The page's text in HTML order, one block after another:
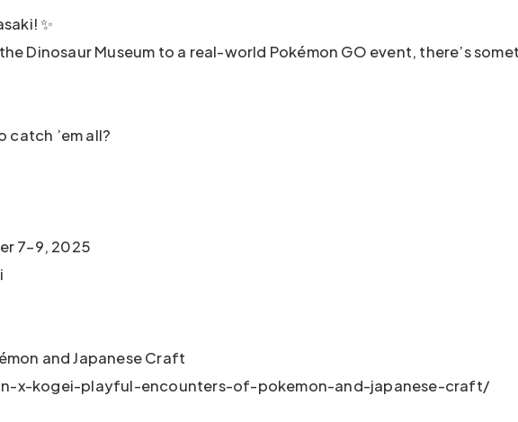
✨
Dinosaur Museum to a real-world Pokémon GO event, there’s
’em all?
7–9, 2025
and Japanese Craft
x-kogei-playful-encounters-of-pokemon-and-japanese-craft/